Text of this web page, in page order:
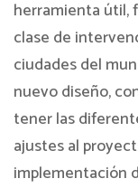
herramienta útil,
clase de
ciudades del
nuevo diseño,
tener las
ajustes al
implementación